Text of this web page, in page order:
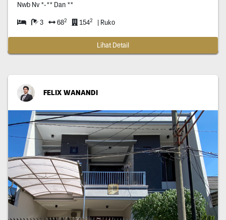
Nwb Nv *-** Dan **
3 682 1542 | Ruko
Lihat Detail
FELIX WANANDI